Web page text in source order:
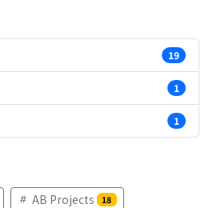
19
1
1
AB Projects 18